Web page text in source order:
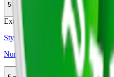
5-pack
Extra Stark
Styrka Extra Stark · Slim
Nordic Spirit Icy Peppermint Max 6